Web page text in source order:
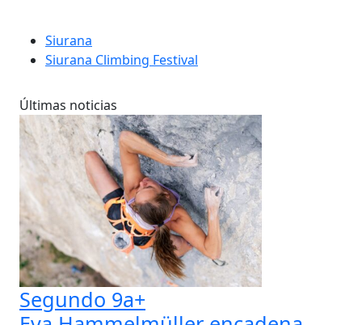
Siurana
Siurana Climbing Festival
Últimas noticias
Segundo 9a+